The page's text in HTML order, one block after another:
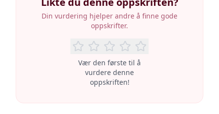
Din vurdering hjelper andre å finne gode
oppskrifter.
Vær den første til å
vurdere denne
oppskriften!